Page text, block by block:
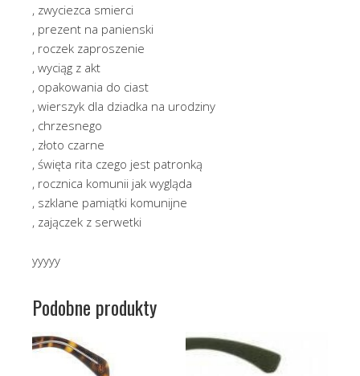
, zwyciezca smierci
, prezent na panienski
, roczek zaproszenie
, wyciąg z akt
, opakowania do ciast
, wierszyk dla dziadka na urodziny
, chrzesnego
, złoto czarne
, święta rita czego jest patronką
, rocznica komunii jak wygląda
, szklane pamiątki komunijne
, zajączek z serwetki
yyyyy
Podobne produkty